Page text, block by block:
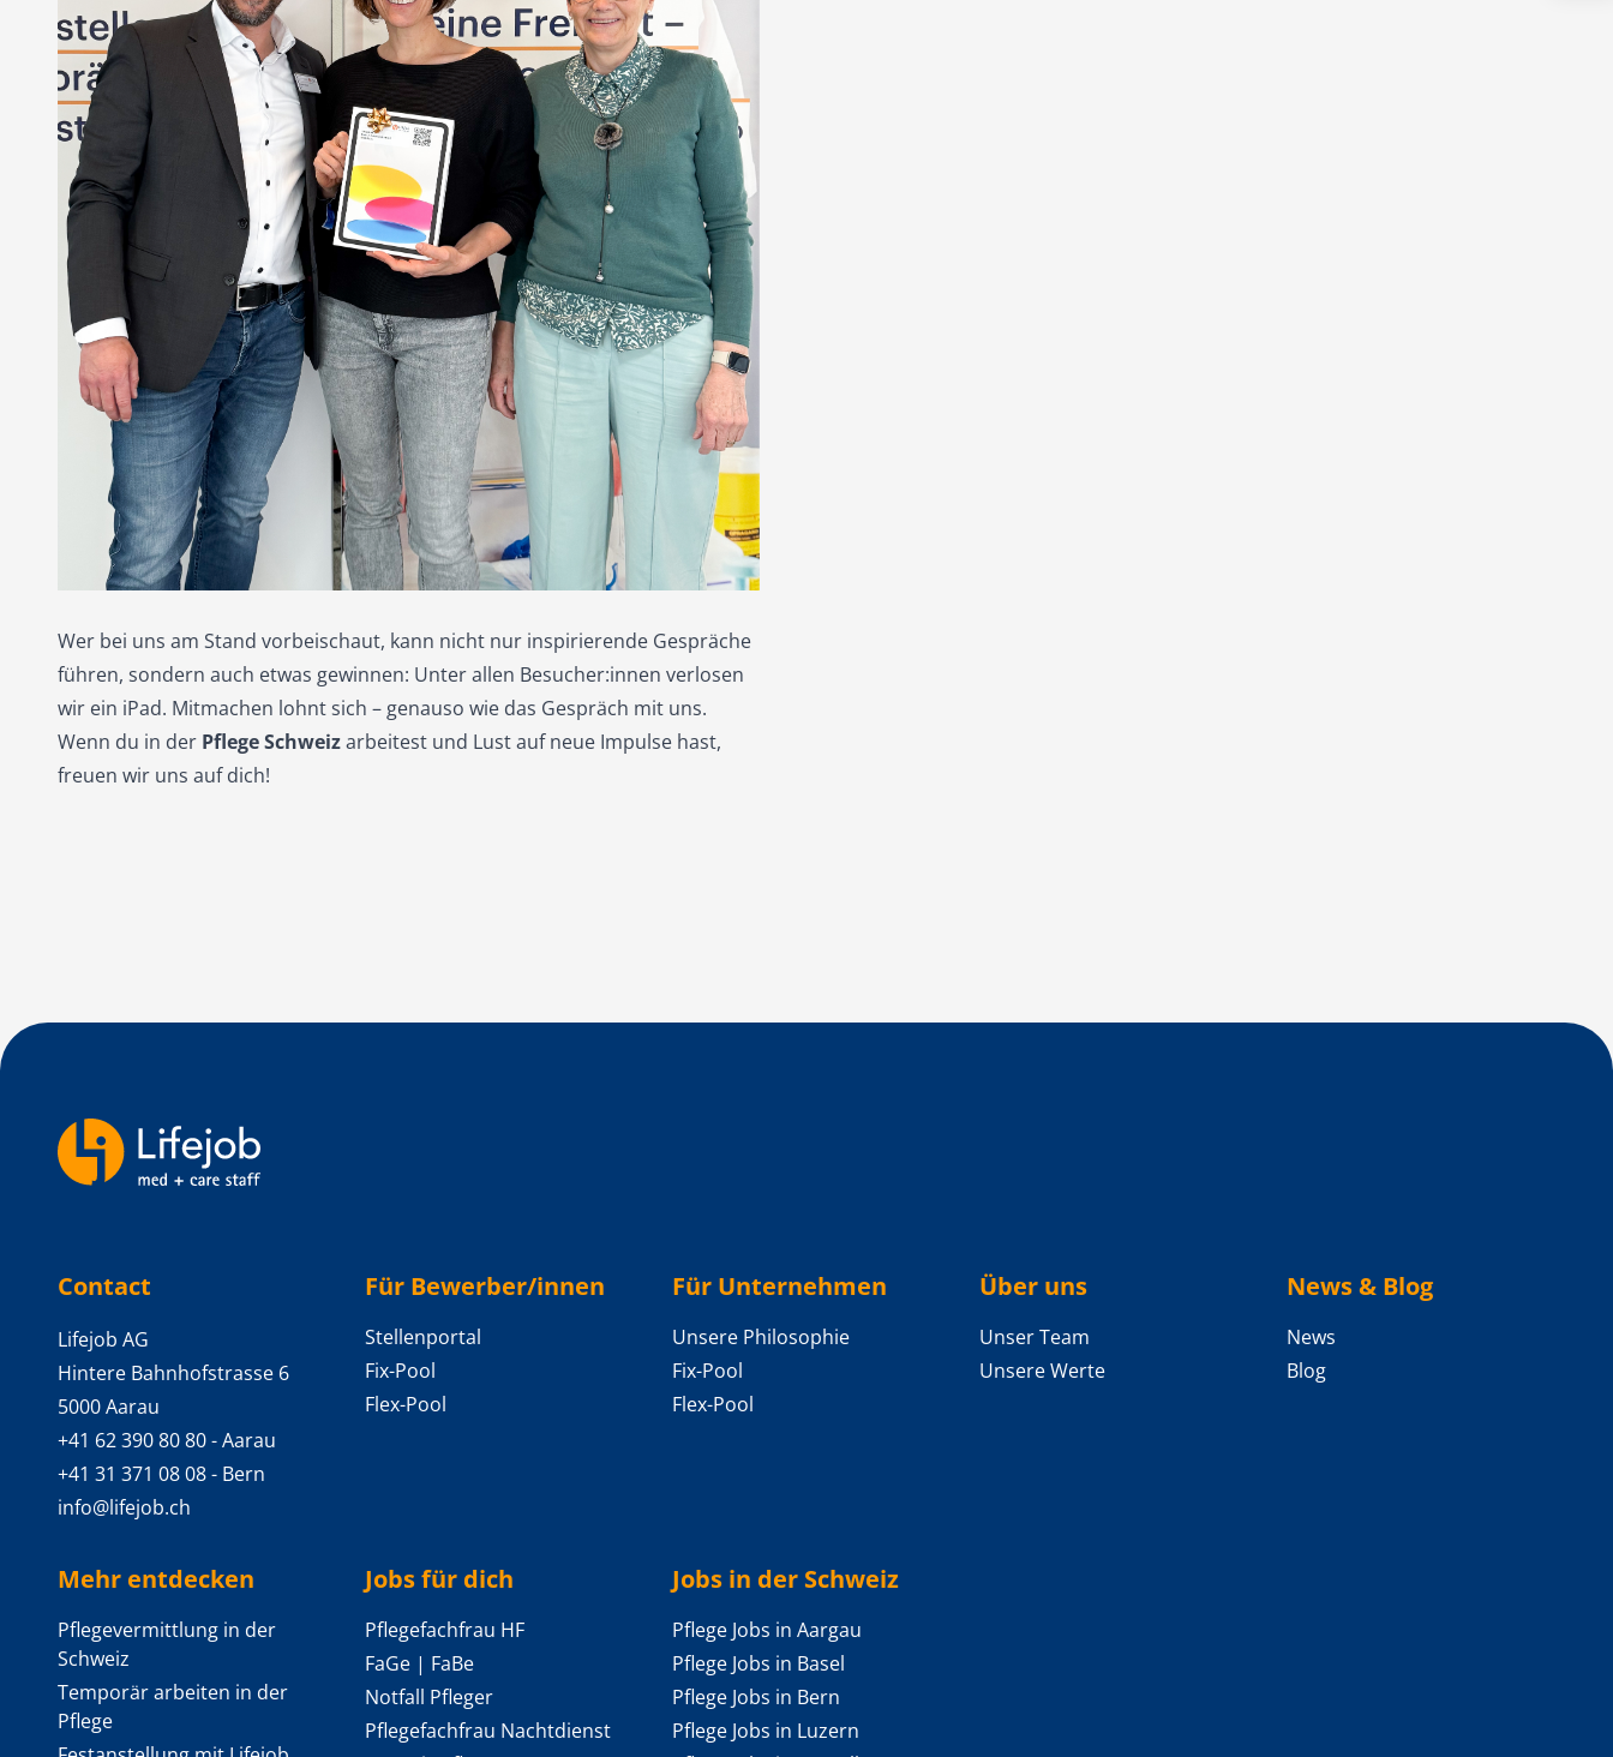
Wer bei uns am Stand vorbeischaut, kann nicht nur inspirierende Gespräche
führen, sondern auch etwas gewinnen: Unter allen Besucher:innen verlosen
wir ein iPad. Mitmachen lohnt sich – genauso wie das Gespräch mit uns.
Wenn du in der Pflege Schweizarbeitest und Lust auf neue Impulse hast,
freuen wir uns auf dich!
Contact
Lifejob AG
Hintere Bahnhofstrasse 6
5000 Aarau
+41 62 390 80 80- Aarau
+41 31 371 08 08- Bern
info@lifejob.ch
Für Bewerber/innen
Stellenportal
Fix-Pool
Flex-Pool
Für Unternehmen
Unsere Philosophie
Fix-Pool
Flex-Pool
Über uns
Unser Team
Unsere Werte
News & Blog
News
Blog
Mehr entdecken
Pflegevermittlung in der
Schweiz
Temporär arbeiten in der
Pflege
Jobs für dich
Pflegefachfrau HF
FaGe | FaBe
Notfall Pfleger
Pflegefachfrau Nachtdienst
Jobs in der Schweiz
Pflege Jobs in Aargau
Pflege Jobs in Basel
Pflege Jobs in Bern
Pflege Jobs in Luzern
Backlinks